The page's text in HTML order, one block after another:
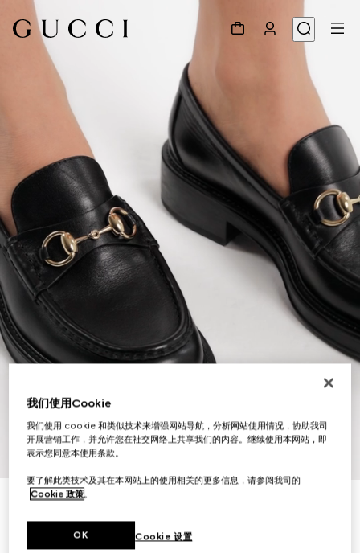
8
Gucci Horsebit女士乐福鞋
£590
黑色皮革
我们使用Cookie
我们使用 cookie 和类似技术来增强网站导航，分析网站使用情况，协助我司
开展营销工作，并允许您在社交网络上共享我们的内容。继续使用本网站，即
表示您同意本使用条款。
要了解此类技术及其在本网站上的使用相关的更多信息，请参阅我司的
Cookie 政策。
Cookie 设置
OK